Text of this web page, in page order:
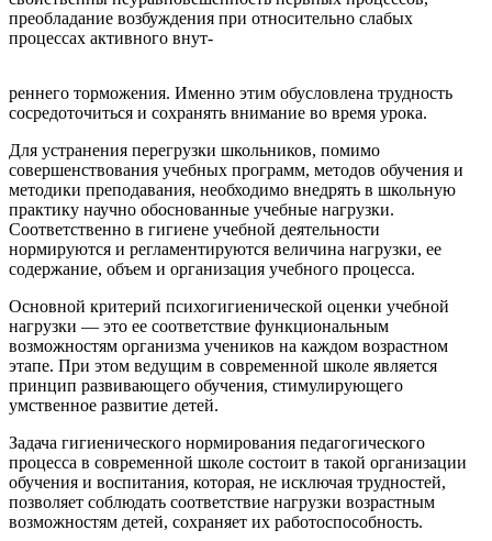
преобладание возбуждения при относительно слабых
процессах активного внут-
реннего торможения. Именно этим обусловлена трудность
сосредоточиться и сохранять внимание во время урока.
Для устранения перегрузки школьников, помимо
совершенствования учебных программ, методов обучения и
методики преподавания, необходимо внедрять в школьную
практику научно обоснованные учебные нагрузки.
Соответственно в гигиене учебной деятельности
нормируются и регламентируются величина нагрузки, ее
содержание, объем и организация учебного процесса.
Основной критерий психогигиенической оценки учебной
нагрузки — это ее соответствие функциональным
возможностям организма учеников на каждом возрастном
этапе. При этом ведущим в современной школе является
принцип развивающего обучения, стимулирующего
умственное развитие детей.
Задача гигиенического нормирования педагогического
процесса в современной школе состоит в такой организации
обучения и воспитания, которая, не исключая трудностей,
позволяет соблюдать соответствие нагрузки возрастным
возможностям детей, сохраняет их работоспособность.